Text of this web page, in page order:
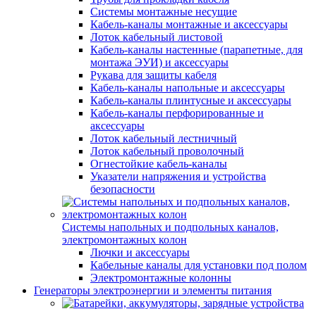
Системы монтажные несущие
Кабель-каналы монтажные и аксессуары
Лоток кабельный листовой
Кабель-каналы настенные (парапетные, для
монтажа ЭУИ) и аксессуары
Рукава для защиты кабеля
Кабель-каналы напольные и аксессуары
Кабель-каналы плинтусные и аксессуары
Кабель-каналы перфорированные и
аксессуары
Лоток кабельный лестничный
Лоток кабельный проволочный
Огнестойкие кабель-каналы
Указатели напряжения и устройства
безопасности
Системы напольных и подпольных каналов,
электромонтажных колон
Лючки и аксессуары
Кабельные каналы для установки под полом
Электромонтажные колонны
Генераторы электроэнергии и элементы питания